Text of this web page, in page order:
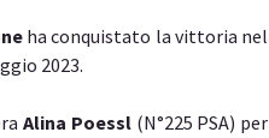
ha conquistato la vittoria nel
2023.
Alina Poessl(N°225 PSA) per